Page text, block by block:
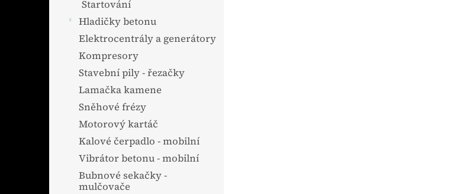
Startování
Hladičky betonu
Elektrocentrály a generátory
Kompresory
Stavební pily - řezačky
Lamačka kamene
Sněhové frézy
Motorový kartáč
Kalové čerpadlo - mobilní
Vibrátor betonu - mobilní
Bubnové sekačky -
mulčovače